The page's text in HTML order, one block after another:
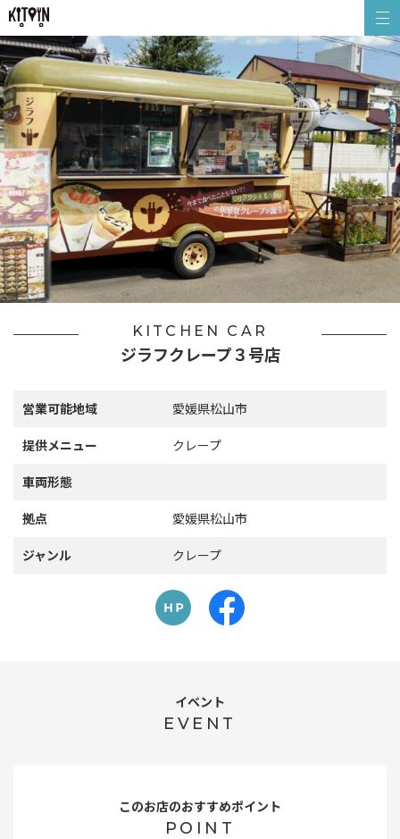
KITCHEN CAR
ジラフクレープ３号店
営業可能地域 愛媛県松山市
提供メニュー クレープ
車両形態
拠点 愛媛県松山市
ジャンル クレープ
イベント
EVENT
このお店のおすすめポイント
POINT